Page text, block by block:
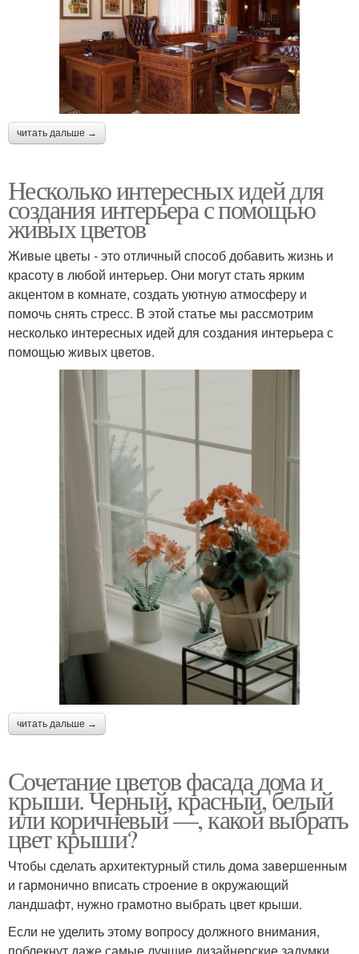
читать дальше →
Несколько интересных идей для
создания интерьера с помощью
живых цветов
Живые цветы - это отличный способ добавить жизнь и
красоту в любой интерьер. Они могут стать ярким
акцентом в комнате, создать уютную атмосферу и
помочь снять стресс. В этой статье мы рассмотрим
несколько интересных идей для создания интерьера с
помощью живых цветов.
читать дальше →
Сочетание цветов фасада дома и
крыши. Черный, красный, белый
или коричневый —, какой выбрать
цвет крыши?
Чтобы сделать архитектурный стиль дома завершенным
и гармонично вписать строение в окружающий
ландшафт, нужно грамотно выбрать цвет крыши.
Если не уделить этому вопросу должного внимания,
поблекнут даже самые лучшие дизайнерские задумки.